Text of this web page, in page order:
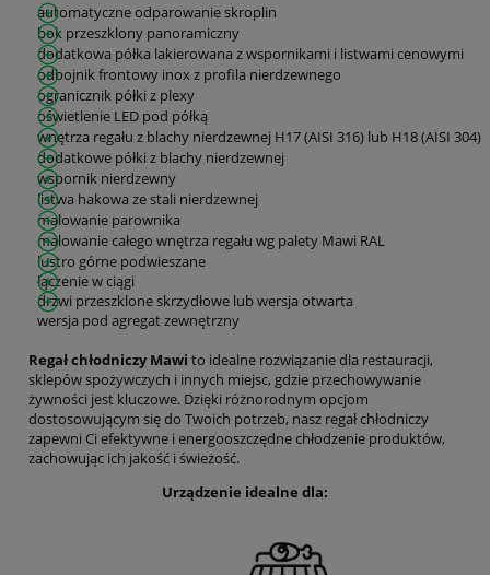
automatyczne odparowanie skroplin
bok przeszklony panoramiczny
dodatkowa półka lakierowana z wspornikami i listwami cenowymi
odbojnik frontowy inox z profila nierdzewnego
ogranicznik półki z plexy
oświetlenie LED pod półką
wnętrza regału z blachy nierdzewnej H17 (AISI 316) lub H18 (AISI 304)
dodatkowe półki z blachy nierdzewnej
wspornik nierdzewny
listwa hakowa ze stali nierdzewnej
malowanie parownika
malowanie całego wnętrza regału wg palety Mawi RAL
lustro górne podwieszane
łączenie w ciągi
drzwi przeszklone skrzydłowe lub wersja otwarta
wersja pod agregat zewnętrzny
Regał chłodniczy Mawi to idealne rozwiązanie dla restauracji,
sklepów spożywczych i innych miejsc, gdzie przechowywanie
żywności jest kluczowe. Dzięki różnorodnym opcjom
dostosowującym się do Twoich potrzeb, nasz regał chłodniczy
zapewni Ci efektywne i energooszczędne chłodzenie produktów,
zachowując ich jakość i świeżość.
Urządzenie idealne dla: